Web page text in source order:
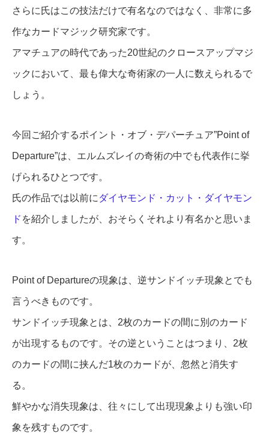
さらに氏はこの技法だけで有名なのではなく、非常に多
作なカードマジック研究家です。
アマチュアの時代であった20世紀のクロースアップマジ
ックにおいて、最も偉大な奇術家の一人に数えられるで
しょう。
今回ご紹介するポイント・オブ・デパーチュア”Point of
Departure”は、エルムズレイの奇術の中でも代表作に挙
げられるひとつです。
氏の作品では以前にダイヤモンド・カット・ダイヤモン
ド を紹介しましたが、おそらくそれより有名かと思いま
す。
Point of Departureの現象は、逆サンドイッチ現象とでも
言うべきものです。
サンドイッチ現象とは、2枚のカードの間に別のカード
が出現するものです。その逆ということはつまり、2枚
のカードの間に挟んだ1枚のカードが、忽然と消失す
る。
鮮やかな消失現象は、往々にして出現現象よりも強い印
象を残すものです。